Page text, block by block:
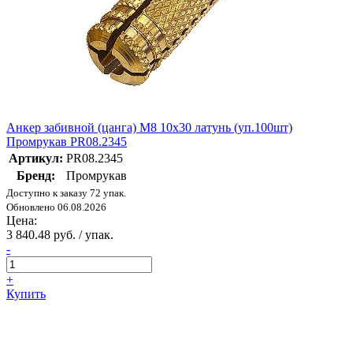
Анкер забивной (цанга) М8 10х30 латунь (уп.100шт)
Промрукав PR08.2345
Артикул: PR08.2345
Бренд:
Промрукав
Доступно к заказу 72 упак.
Обновлено 06.08.2026
Цена:
3 840.48 руб. / упак.
-
+
Купить